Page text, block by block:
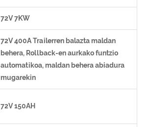
72V 7KW
72V 400A Trailerren balazta maldan
behera, Rollback-en aurkako funtzio
automatikoa, maldan behera abiadura
mugarekin
72V 150AH